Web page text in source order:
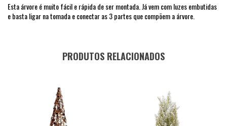
Esta árvore é muito fácil e rápida de ser montada. Já vem com luzes embutidas
e basta ligar na tomada e conectar as 3 partes que compõem a árvore.
PRODUTOS RELACIONADOS